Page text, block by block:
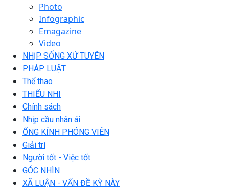
Photo
Infographic
Emagazine
Video
NHỊP SỐNG XỨ TUYÊN
PHÁP LUẬT
Thể thao
THIẾU NHI
Chính sách
Nhịp cầu nhân ái
ỐNG KÍNH PHÓNG VIÊN
Giải trí
Người tốt - Việc tốt
GÓC NHÌN
XÃ LUẬN - VẤN ĐỀ KỲ NÀY